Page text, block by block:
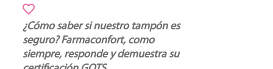
¿Cómo saber si nuestro tampón es
seguro? Farmaconfort, como
siempre, responde y demuestra su